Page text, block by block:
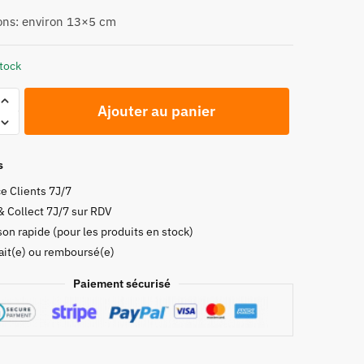
environ 13×5 cm
Ajouter au panier
Clients 7J/7
Collect 7J/7 sur RDV
rapide (pour les produits en stock)
ou remboursé(e)
Paiement sécurisé